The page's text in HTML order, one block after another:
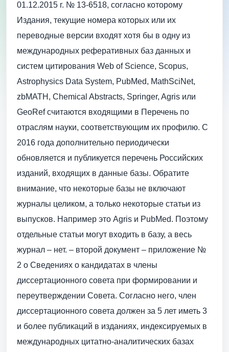
01.12.2015 г. № 13-6518, согласно которому
Издания, текущие номера которых или их
переводные версии входят хотя бы в одну из
международных реферативных баз данных и
систем цитирования Web of Science, Scopus,
Astrophysics Data System, PubMed, MathSciNet,
zbMATH, Chemical Abstracts, Springer, Agris или
GeoRef считаются входящими в Перечень по
отраслям науки, соответствующим их профилю. С
2016 года дополнительно периодически
обновляется и публикуется перечень Российских
изданий, входящих в данные базы. Обратите
внимание, что некоторые базы не включают
журналы целиком, а только некоторые статьи из
выпусков. Например это Agris и PubMed. Поэтому
отдельные статьи могут входить в базу, а весь
журнал – нет. – второй документ – приложение №
2 о Сведениях о кандидатах в члены
диссертационного совета при формировании и
переутверждении Совета. Согласно него, член
диссертационного совета должен за 5 лет иметь 3
и более публикаций в изданиях, индексируемых в
международных цитатно-аналитических базах